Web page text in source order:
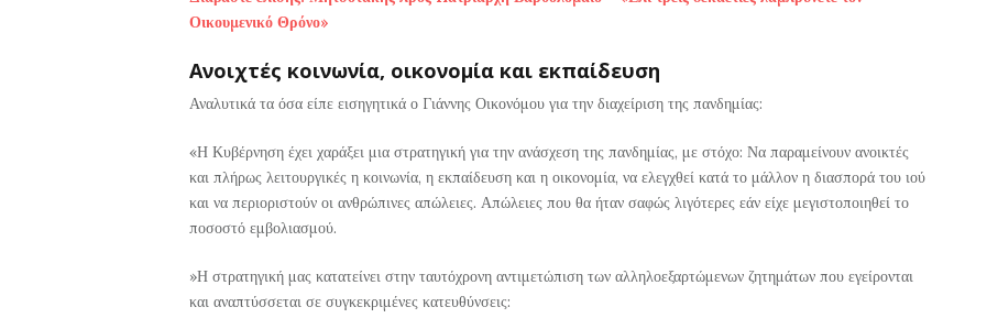
Οικουμενικό Θρόνο»
Ανοιχτές κοινωνία, οικονομία και εκπαίδευση
Αναλυτικά τα όσα είπε εισηγητικά ο Γιάννης Οικονόμου για την διαχείριση της πανδημίας:
«Η Κυβέρνηση έχει χαράξει μια στρατηγική για την ανάσχεση της πανδημίας, με στόχο: Να παραμείνουν ανοικτές
και πλήρως λειτουργικές η κοινωνία, η εκπαίδευση και η οικονομία, να ελεγχθεί κατά το μάλλον η διασπορά του ιού
και να περιοριστούν οι ανθρώπινες απώλειες. Απώλειες που θα ήταν σαφώς λιγότερες εάν είχε μεγιστοποιηθεί το
ποσοστό εμβολιασμού.
»Η στρατηγική μας κατατείνει στην ταυτόχρονη αντιμετώπιση των αλληλοεξαρτώμενων ζητημάτων που εγείρονται
και αναπτύσσεται σε συγκεκριμένες κατευθύνσεις: